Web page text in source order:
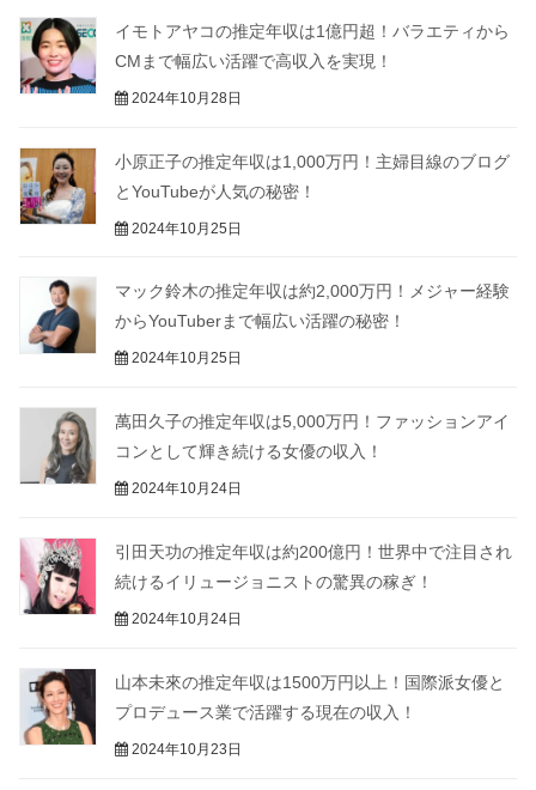
イモトアヤコの推定年収は1億円超！バラエティから
CMまで幅広い活躍で高収入を実現！
2024年10月28日
小原正子の推定年収は1,000万円！主婦目線のブログ
とYouTubeが人気の秘密！
2024年10月25日
マック鈴木の推定年収は約2,000万円！メジャー経験
からYouTuberまで幅広い活躍の秘密！
2024年10月25日
萬田久子の推定年収は5,000万円！ファッションアイ
コンとして輝き続ける女優の収入！
2024年10月24日
引田天功の推定年収は約200億円！世界中で注目され
続けるイリュージョニストの驚異の稼ぎ！
2024年10月24日
山本未來の推定年収は1500万円以上！国際派女優と
プロデュース業で活躍する現在の収入！
2024年10月23日